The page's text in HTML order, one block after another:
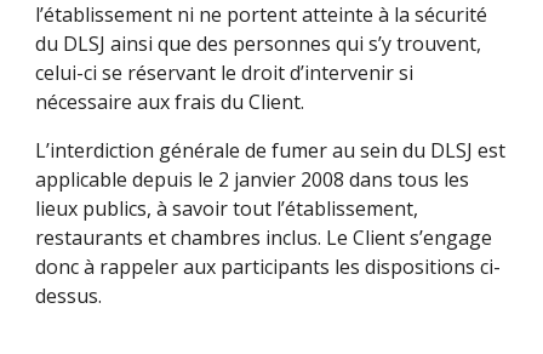
l’établissement ni ne portent atteinte à la sécurité
du DLSJ ainsi que des personnes qui s’y trouvent,
celui-ci se réservant le droit d’intervenir si
nécessaire aux frais du Client.
L’interdiction générale de fumer au sein du DLSJ est
applicable depuis le 2 janvier 2008 dans tous les
lieux publics, à savoir tout l’établissement,
restaurants et chambres inclus. Le Client s’engage
donc à rappeler aux participants les dispositions ci-
dessus.